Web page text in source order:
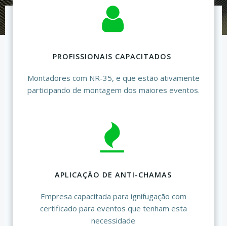
PROFISSIONAIS CAPACITADOS
Montadores com NR-35, e que estão ativamente
participando de montagem dos maiores eventos.
APLICAÇÃO DE ANTI-CHAMAS
Empresa capacitada para ignifugação com
certificado para eventos que tenham esta
necessidade